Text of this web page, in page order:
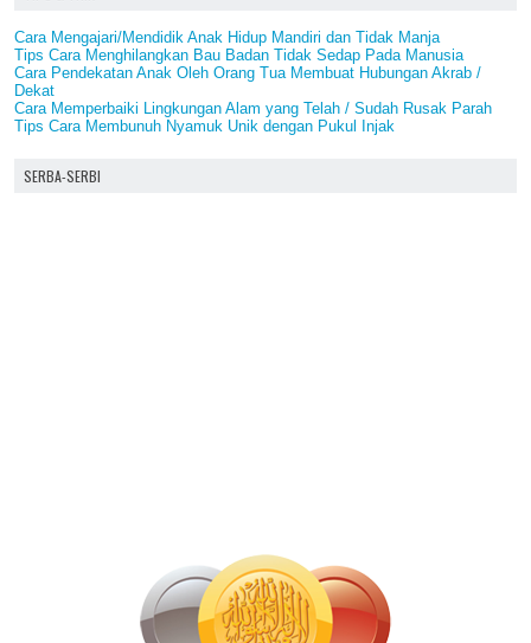
Cara Mengajari/Mendidik Anak Hidup Mandiri dan Tidak Manja
Tips Cara Menghilangkan Bau Badan Tidak Sedap Pada Manusia
Cara Pendekatan Anak Oleh Orang Tua Membuat Hubungan Akrab /
Dekat
Cara Memperbaiki Lingkungan Alam yang Telah / Sudah Rusak Parah
Tips Cara Membunuh Nyamuk Unik dengan Pukul Injak
SERBA-SERBI